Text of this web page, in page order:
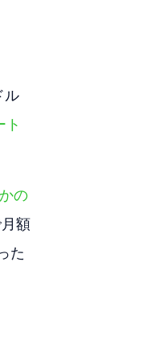
ル
ト
の
額
た